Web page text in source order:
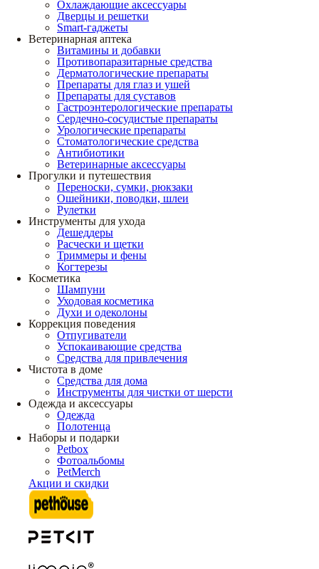
Охлаждающие аксессуары
Дверцы и решетки
Smart-гаджеты
Ветеринарная аптека
Витамины и добавки
Противопаразитарные средства
Дерматологические препараты
Препараты для глаз и ушей
Препараты для суставов
Гастроэнтерологические препараты
Сердечно-сосудистые препараты
Урологические препараты
Стоматологические средства
Антибиотики
Ветеринарные аксессуары
Прогулки и путешествия
Переноски, сумки, рюкзаки
Ошейники, поводки, шлеи
Рулетки
Инструменты для ухода
Дешеддеры
Расчески и щетки
Триммеры и фены
Когтерезы
Косметика
Шампуни
Уходовая косметика
Духи и одеколоны
Коррекция поведения
Отпугиватели
Успокаивающие средства
Средства для привлечения
Чистота в доме
Средства для дома
Инструменты для чистки от шерсти
Одежда и аксессуары
Одежда
Полотенца
Наборы и подарки
Petbox
Фотоальбомы
PetMerch
Акции и скидки